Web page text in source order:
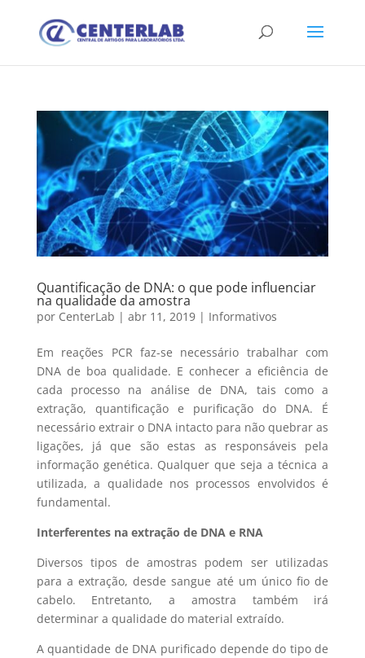
Quantificação de DNA: o que pode influenciar
na qualidade da amostra
por CenterLab | abr 11, 2019| Informativos
Em reações PCR faz-se necessário trabalhar com
DNA de boa qualidade. E conhecer a eficiência de
cada processo na análise de DNA, tais como a
extração, quantificação e purificação do DNA. É
necessário extrair o DNA intacto para não quebrar as
ligações, já que são estas as responsáveis pela
informação genética. Qualquer que seja a técnica a
utilizada, a qualidade nos processos envolvidos é
fundamental.
Interferentes na extração de DNA e RNA
Diversos tipos de amostras podem ser utilizadas
para a extração, desde sangue até um único fio de
cabelo. Entretanto, a amostra também irá
determinar a qualidade do material extraído.
A quantidade de DNA purificado depende do tipo de